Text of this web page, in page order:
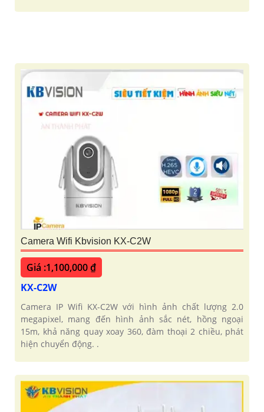
Camera Wifi Kbvision KX-C2W
Giá :1,100,000 ₫
KX-C2W
Camera IP Wifi KX-C2W với hình ảnh chất lượng 2.0
megapixel, mang đến hình ảnh sắc nét, hồng ngoại
15m, khả năng quay xoay 360, đàm thoại 2 chiều, phát
hiện chuyển động. .